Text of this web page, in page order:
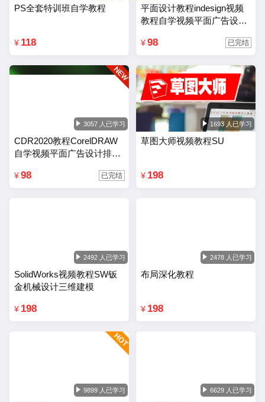
PS全套特训班自学教程
¥ 118
平面设计教程indesign视频
教程自学视频平面广告设计
¥ 98 已完结
3057 人已学习
CDR2020教程CorelDRAW
自学视频平面广告设计排版
¥ 98 已完结
1693 人已学习
草图大师视频教程SU
¥ 198
2492 人已学习
SolidWorks视频教程SW钣
金机械设计三维建模
¥ 198
2478 人已学习
布局深化教程
¥ 198
9899 人已学习 6629 人已学习